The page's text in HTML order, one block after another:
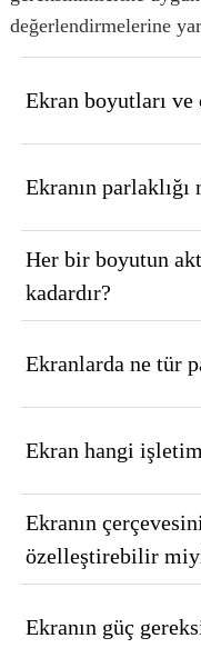
değerlendirmelerine
Ekran boyutları
Ekranın parlaklığı
Her bir boyutun
kadardır?
Ekranlarda ne tür
Ekran hangi
Ekranın
özelleştirebilir
Ekranın güç